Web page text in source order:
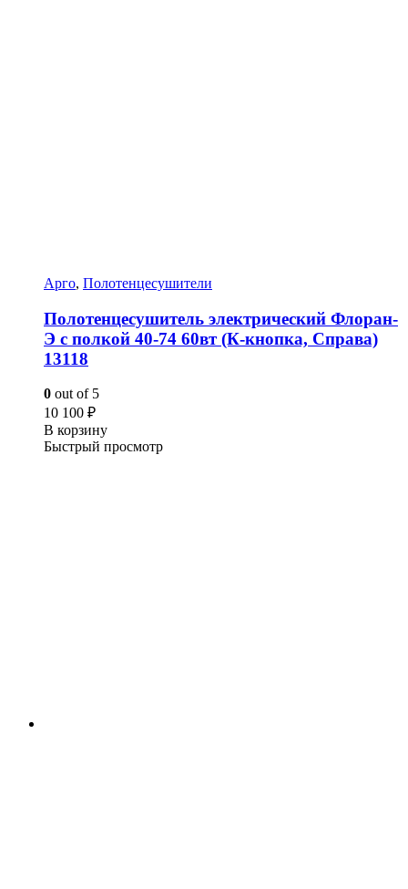
Арго, Полотенцесушители
Полотенцесушитель электрический Флоран-
Э с полкой 40-74 60вт (К-кнопка, Справа)
13118
0 out of 5
10 100 ₽
В корзину
Быстрый просмотр